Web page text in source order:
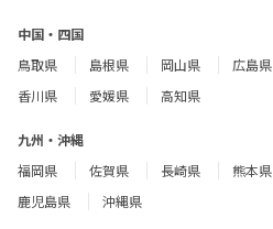
中国・四国
鳥取県
島根県 岡山県 広島県
香川県
愛媛県 高知県
九州・沖縄
福岡県
佐賀県 長崎県 熊本県
鹿児島県
沖縄県